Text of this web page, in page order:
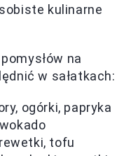
kulinarne
na
w sałatkach:
ogórki, papryka
tofu